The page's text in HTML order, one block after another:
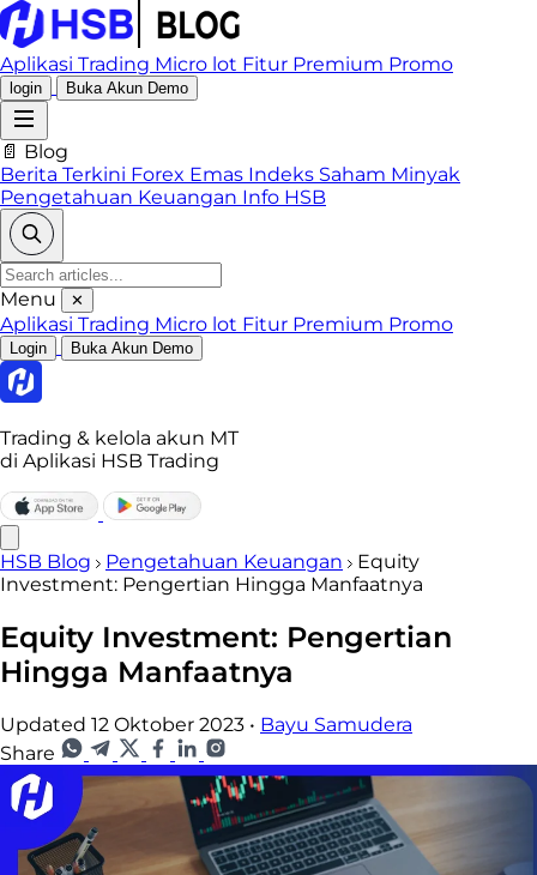
Aplikasi Trading Micro lot Fitur Premium Promo
login Buka Akun Demo
📄 Blog
Berita Terkini Forex Emas Indeks Saham Minyak
Pengetahuan Keuangan Info HSB
Menu ✕
Aplikasi Trading Micro lot Fitur Premium Promo
Login Buka Akun Demo
Trading & kelola akun MT
di Aplikasi HSB Trading
HSB Blog Pengetahuan Keuangan
Equity
Investment: Pengertian Hingga Manfaatnya
Equity Investment: Pengertian
Hingga Manfaatnya
Updated 12 Oktober 2023 • Bayu Samudera
Share